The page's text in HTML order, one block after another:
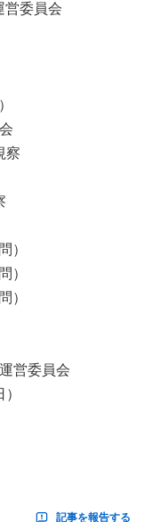
営委員会
察
）
）
）
営委員会
記事を報告する